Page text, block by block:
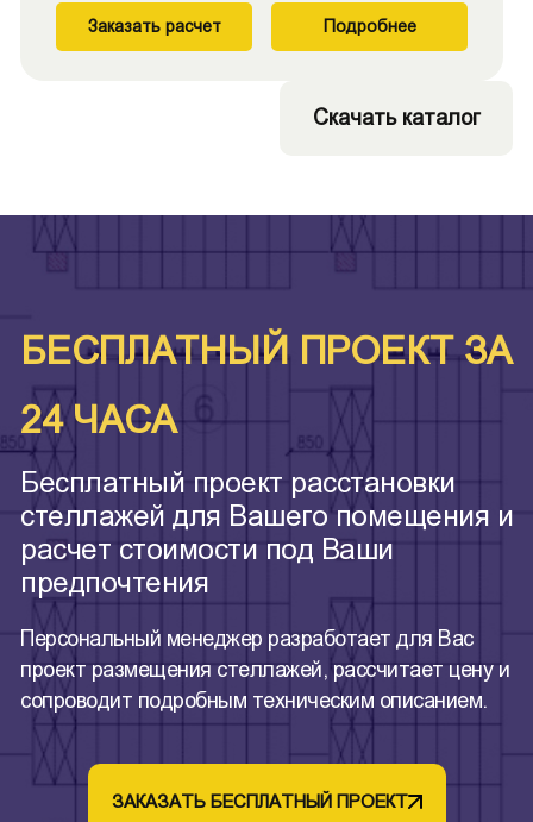
Заказать расчет Подробнее
Скачать каталог
БЕСПЛАТНЫЙ ПРОЕКТ ЗА
24 ЧАСА
Бесплатный проект расстановки
стеллажей для Вашего помещения и
расчет стоимости под Ваши
предпочтения
Персональный менеджер разработает для Вас
проект размещения стеллажей, рассчитает цену и
сопроводит подробным техническим описанием.
ЗАКАЗАТЬ БЕСПЛАТНЫЙ ПРОЕКТ